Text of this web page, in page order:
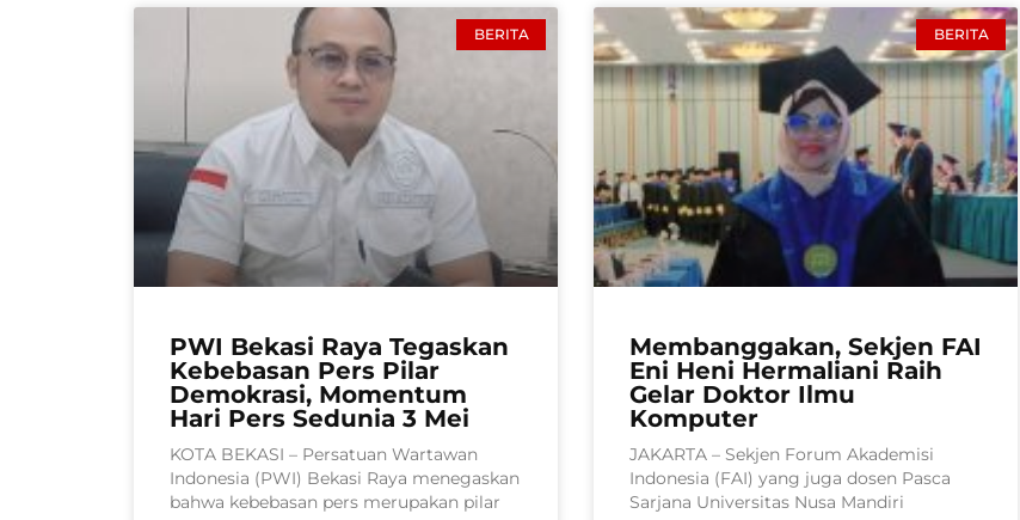
BERITA
PWI Bekasi Raya Tegaskan
Kebebasan Pers Pilar
Demokrasi, Momentum
Hari Pers Sedunia 3 Mei
KOTA BEKASI – Persatuan Wartawan
Indonesia (PWI) Bekasi Raya menegaskan
bahwa kebebasan pers merupakan pilar
BERITA
Membanggakan, Sekjen FAI
Eni Heni Hermaliani Raih
Gelar Doktor Ilmu
Komputer
JAKARTA – Sekjen Forum Akademisi
Indonesia (FAI) yang juga dosen Pasca
Sarjana Universitas Nusa Mandiri